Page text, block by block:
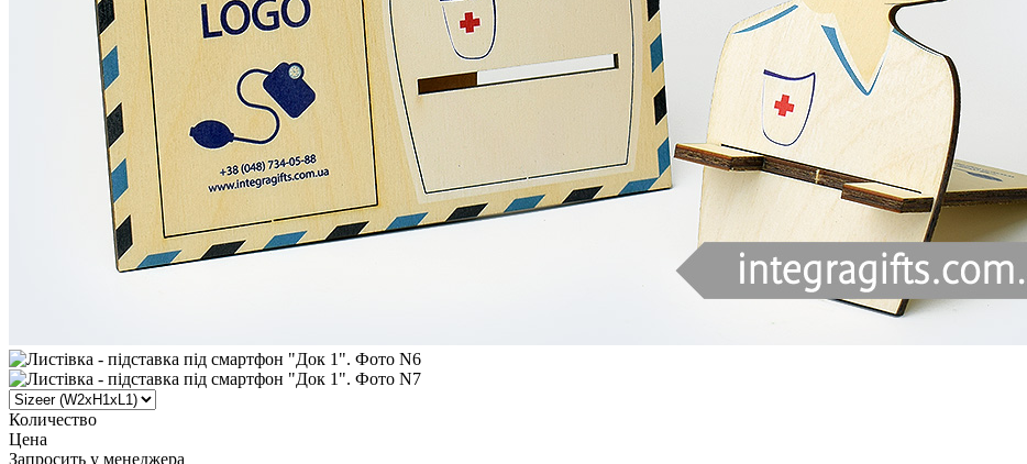
Количество
Цена
Запросить у менеджера